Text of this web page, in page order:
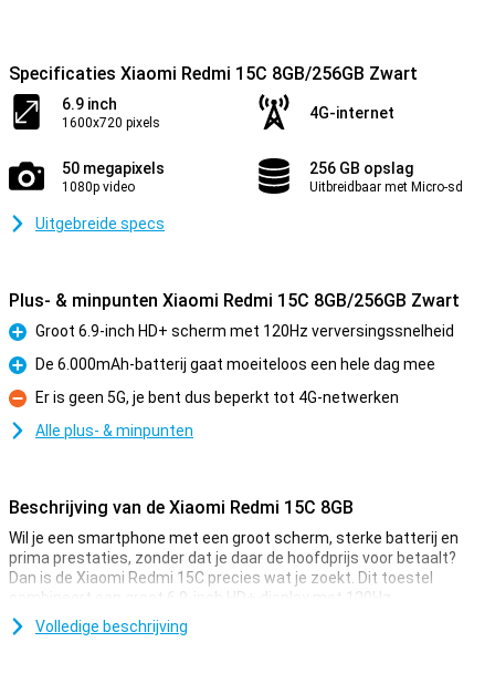
Specificaties Xiaomi Redmi 15C 8GB/256GB Zwart
6.9 inch
1600x720 pixels
4G-internet
50 megapixels
1080p video
256 GB opslag
Uitbreidbaar met Micro-sd
Uitgebreide specs
Plus- & minpunten Xiaomi Redmi 15C 8GB/256GB Zwart
Pluspunt
Groot 6.9-inch HD+ scherm met 120Hz verversingssnelheid
Pluspunt
De 6.000mAh-batterij gaat moeiteloos een hele dag mee
Minpunt
Er is geen 5G, je bent dus beperkt tot 4G-netwerken
Alle plus- & minpunten
Beschrijving van de Xiaomi Redmi 15C 8GB
Wil je een smartphone met een groot scherm, sterke batterij en
prima prestaties, zonder dat je daar de hoofdprijs voor betaalt?
Dan is de Xiaomi Redmi 15C precies wat je zoekt. Dit toestel
combineert een groot 6.9-inch HD+ display met 120Hz
AdaptiveSync, een 50MP dual camera met nachtmodus en een
krachtige 6.000mAh batterij die ook nog eens 33W snelladen
Volledige beschrijving